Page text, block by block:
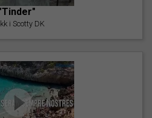
i Scotty DK